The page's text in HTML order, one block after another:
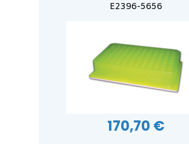
E2396-5656
170,70 €